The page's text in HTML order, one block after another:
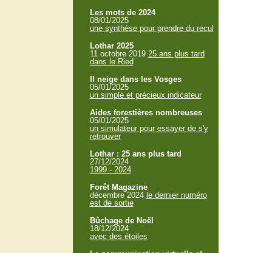
Les mots de 2024
08/01/2025
une synthèse pour prendre du recul
Lothar 2025
11 octobre 2019 25 ans plus tard
dans le Ried
Il neige dans les Vosges
05/01/2025
un simple et précieux indicateur
Aides forestières nombreuses
05/01/2025
un simulateur pour essayer de s'y
retrouver
Lothar : 25 ans plus tard
27/12/2024
1999 - 2024
Forêt Magazine
décembre 2024 le dernier numéro
est de sortie
Bûchage de Noël
18/12/2024
avec des étoiles